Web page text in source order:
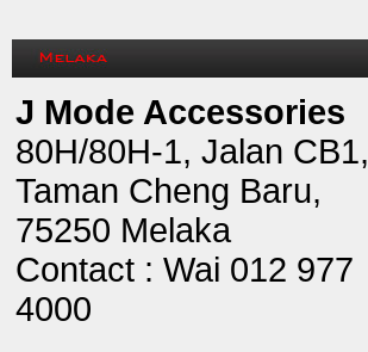
J Mode Accessories
80H/80H-1, Jalan CB1,
Taman Cheng Baru,
75250 Melaka
Contact : Wai 012 977
4000